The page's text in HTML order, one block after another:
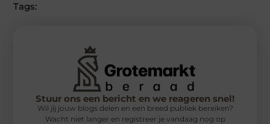
Tags:
Stuur ons een bericht en we reageren snel!
Wil jij jouw blogs delen en een breed publiek bereiken?
Wacht niet langer en registreer je vandaag nog op